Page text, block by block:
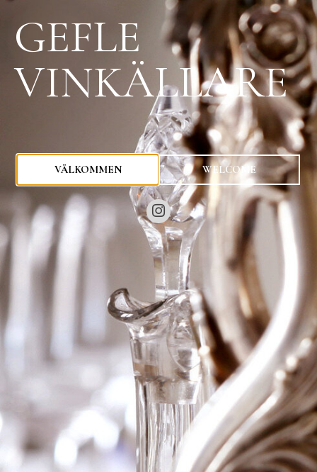
kr
GEFLE
VINKÄLLARE
VÄLKOMMEN WELCOME